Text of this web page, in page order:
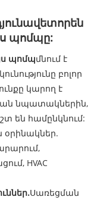
պոմպը:
պոմպմնում է
բոլոր
կարող է
նպատակներին,
են համընկնում:
օրինակներ.
HVAC
Սառեցման